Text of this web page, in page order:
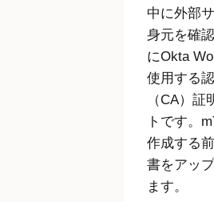
中に外部
身元を確
にOkta
使用する
（CA）証
トです。
作成する
書をアッ
ます。